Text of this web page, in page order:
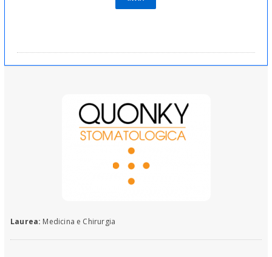
Laurea: Medicina e Chirurgia